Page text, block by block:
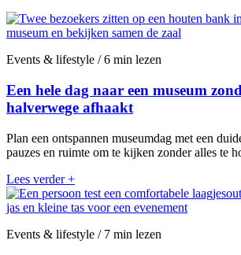
Events & lifestyle / 6 min lezen
Een hele dag naar een museum
halverwege afhaakt
Plan een ontspannen museumdag met een
pauzes en ruimte om te kijken zonder alles te
Lees verder+
Events & lifestyle / 7 min lezen